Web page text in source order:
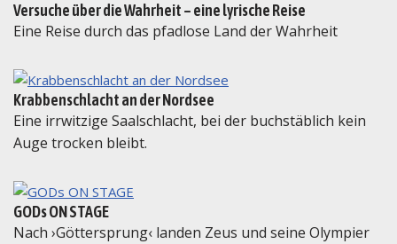
Versuche über die Wahrheit – eine lyrische Reise
Eine Reise durch das pfadlose Land der Wahrheit
Krabbenschlacht an der Nordsee
Eine irrwitzige Saalschlacht, bei der buchstäblich kein
Auge trocken bleibt.
GODs ON STAGE
Nach ›Göttersprung‹ landen Zeus und seine Olympier